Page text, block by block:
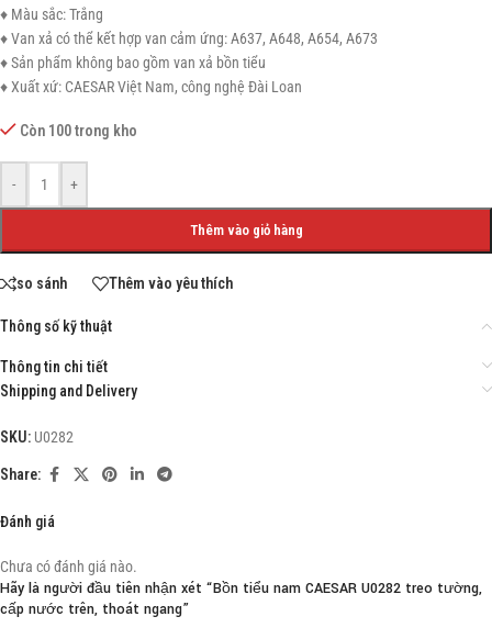
♦ Màu sắc: Trắng
♦ Van xả có thể kết hợp van cảm ứng: A637, A648, A654, A673
♦ Sản phẩm không bao gồm van xả bồn tiểu
♦ Xuất xứ: CAESAR Việt Nam, công nghệ Đài Loan
Còn 100 trong kho
- +
Thêm vào giỏ hàng
so sánh Thêm vào yêu thích
Thông số kỹ thuật
Thông tin chi tiết
Shipping and Delivery
SKU: U0282
Share:
Đánh giá
Chưa có đánh giá nào.
Hãy là người đầu tiên nhận xét “Bồn tiểu nam CAESAR U0282 treo tường,
cấp nước trên, thoát ngang”